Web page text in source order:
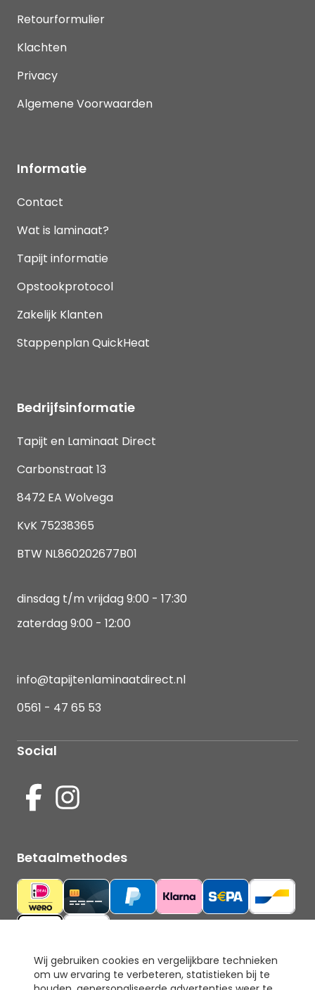
Wij gebruiken cookies en vergelijkbare technieken
om uw ervaring te verbeteren, statistieken bij te
Retourformulier
Klachten
Privacy
Algemene Voorwaarden
Informatie
Contact
Wat is laminaat?
Tapijt informatie
Opstookprotocol
Zakelijk Klanten
Stappenplan QuickHeat
Bedrijfsinformatie
Tapijt en Laminaat Direct
Carbonstraat 13
8472 EA Wolvega
KvK 75238365
BTW NL860202677B01
dinsdag t/m vrijdag 9:00 - 17:30
zaterdag 9:00 - 12:00
info@tapijtenlaminaatdirect.nl
0561 - 47 65 53
Social
Betaalmethodes
Ons keurmerk